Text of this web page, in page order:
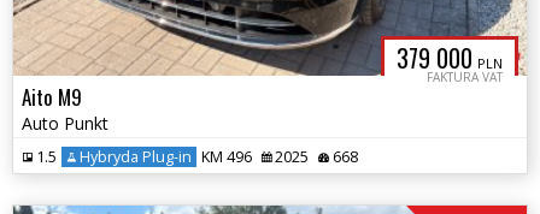
379 000 PLN
FAKTURA VAT
Aito M9
Auto Punkt
1.5 Hybryda Plug-in KM 496 2025 668